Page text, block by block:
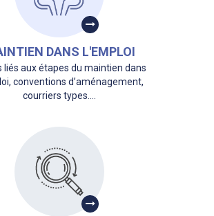
DANS L'EMPLOI
liés aux étapes du maintien dans
conventions d’aménagement,
courriers types….